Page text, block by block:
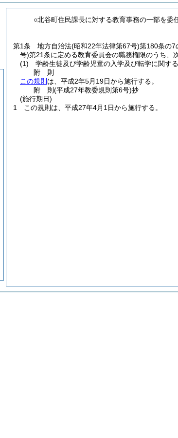
○北谷町住民課長に対する教育事務の一部を委
第1条
地方自治法(昭和22年法律第67号)第180条の7
号)第21条に定める教育委員会の職務権限のうち、
(1)
学齢生徒及び学齢児童の入学及び転学に関す
附 則
この規則 は、平成2年5月19日から施行する。
附 則(平成27年教委規則第6号)抄
(施行期日)
1
この規則は、平成27年4月1日から施行する。